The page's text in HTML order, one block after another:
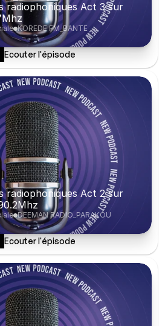
radiophoniques Act 3 sur
KOREDE FM_BANTE
Ecouter l'épisode
radiophoniques Act 2 sur
DEEMAN RADIO_PARAKOU
Ecouter l'épisode